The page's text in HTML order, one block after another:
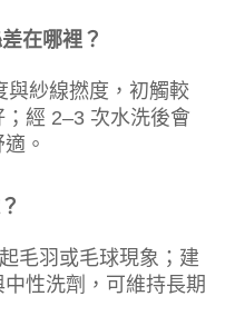
在哪裡？
與紗線撚度，初觸較
經 2–3 次水洗後會
。
毛羽或毛球現象；建
性洗劑，可維持長期